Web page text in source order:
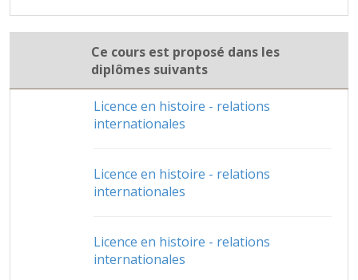
Ce cours est proposé dans les
diplômes suivants
Licence en histoire - relations
internationales
Licence en histoire - relations
internationales
Licence en histoire - relations
internationales